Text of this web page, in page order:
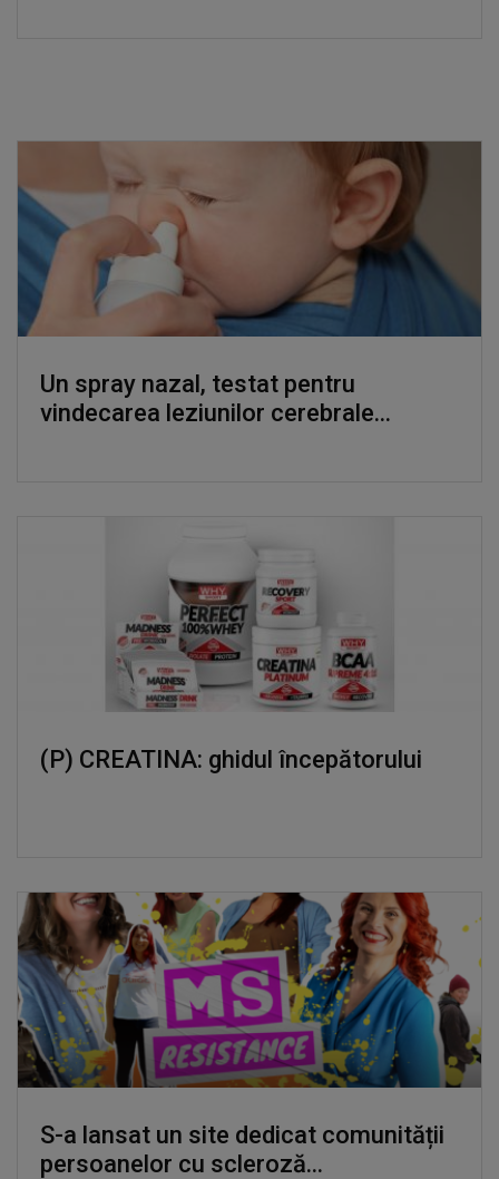
Un spray nazal, testat pentru
vindecarea leziunilor cerebrale...
(P) CREATINA: ghidul începătorului
S-a lansat un site dedicat comunității
persoanelor cu scleroză...